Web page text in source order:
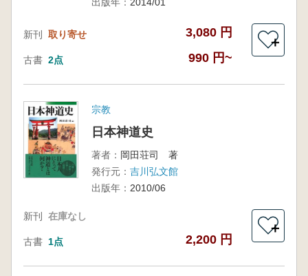
新刊 取り寄せ 3,080 円
古書 2点 990 円~
＋
宗教
日本神道史
著者： 岡田荘司 著
発行元： 吉川弘文館
出版年： 2010/06
新刊 在庫なし
古書 1点 2,200 円
＋